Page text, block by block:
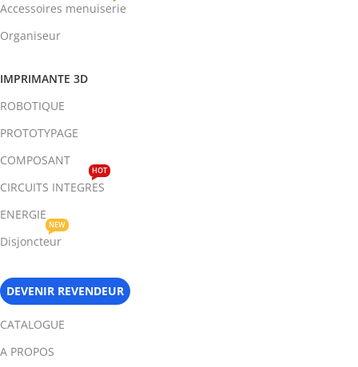
Accessoires menuiserie
Organiseur
IMPRIMANTE 3D
ROBOTIQUE
PROTOTYPAGE
COMPOSANT
CIRCUITS INTEGRES
HOT
ENERGIE
Disjoncteur
NEW
DEVENIR REVENDEUR
CATALOGUE
A PROPOS